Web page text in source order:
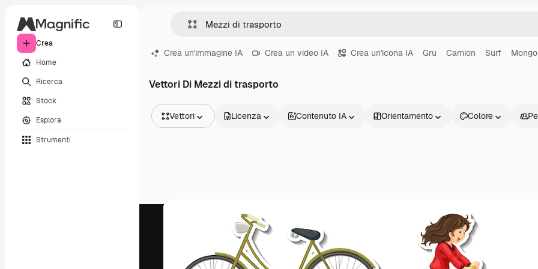
Crea
Home
Ricerca
Stock
Esplora
Strumenti
Crea un'immagine IA Crea un video IA Crea un'icona IA Gru Camion Surf
Vettori Di Mezzi di trasporto
Vettori
Video
Licenza Contenuto IA Orientamento Colore
Inizia